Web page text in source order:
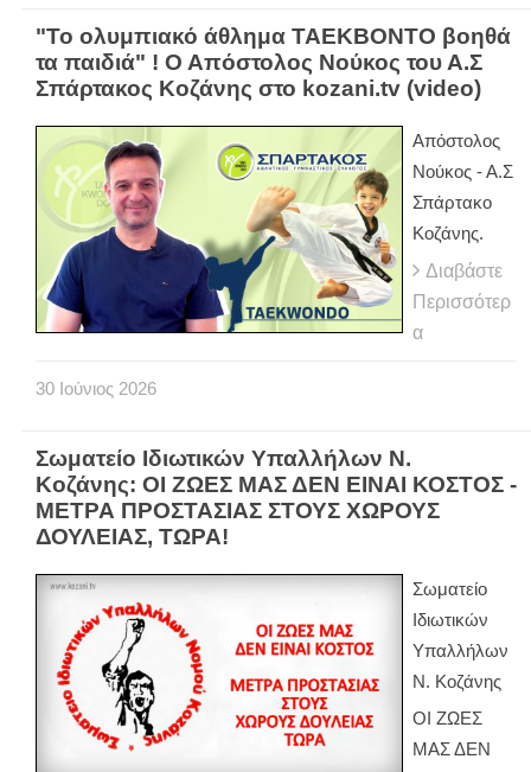
"Το ολυμπιακό άθλημα ΤΑΕΚΒΟΝΤΟ βοηθά
τα παιδιά" ! Ο Απόστολος Νούκος του Α.Σ
Σπάρτακος Κοζάνης στο kozani.tv (video)
Απόστολος
Νούκος - Α.Σ
Σπάρτακο
Κοζάνης.
Διαβάστε
Περισσότερ
α
30 Ιούνιος 2026
Σωματείο Ιδιωτικών Υπαλλήλων Ν.
Κοζάνης: ΟΙ ΖΩΕΣ ΜΑΣ ΔΕΝ ΕΙΝΑΙ ΚΟΣΤΟΣ -
ΜΕΤΡΑ ΠΡΟΣΤΑΣΙΑΣ ΣΤΟΥΣ ΧΩΡΟΥΣ
ΔΟΥΛΕΙΑΣ, ΤΩΡΑ!
Σωματείο
Ιδιωτικών
Υπαλλήλων
Ν. Κοζάνης
ΟΙ ΖΩΕΣ
ΜΑΣ ΔΕΝ